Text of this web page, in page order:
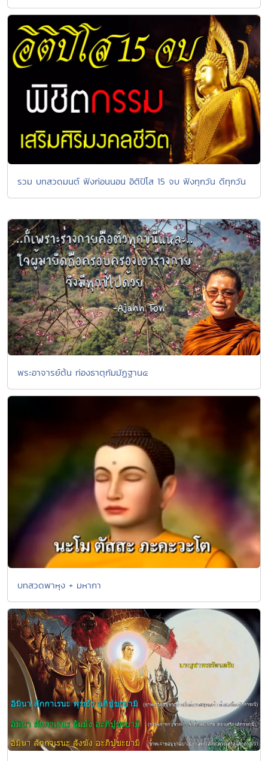
รวม บทสวดมนต์ ฟังก่อนนอน อิติปิโส 15 จบ ฟังทุกวัน ดีทุกวัน
พระอาจารย์ต้น ท่องธาตุกัมมัฏฐาน๔
บทสวดพาหุง + มหากา